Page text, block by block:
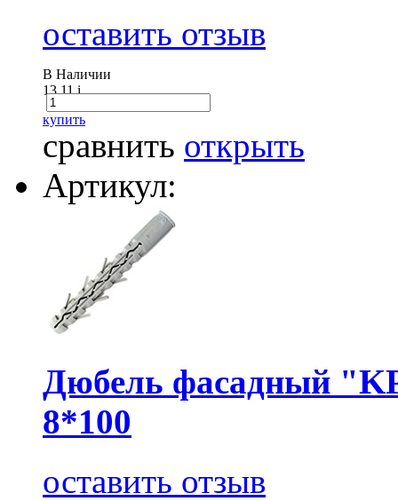
оставить отзыв
В Наличии
13.11i
купить
сравнить открыть
Артикул:
Дюбель фасадный
8*100
оставить отзыв